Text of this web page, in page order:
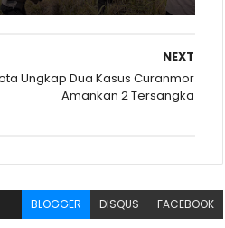
NEXT
Ungkap Dua Kasus Curanmor
Amankan 2 Tersangka
BLOGGER DISQUS FACEBOOK